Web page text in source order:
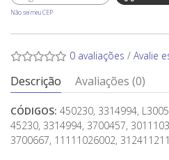
Não sei meu CEP
0 avaliações / Avalie
Descrição Avaliações (0)
CÓDIGOS: 450230, 3314994,
45230, 3314994, 3700457,
3700667, 11111026002,